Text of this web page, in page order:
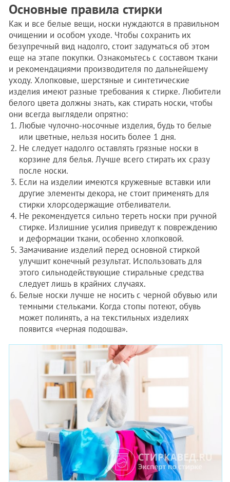
Основные правила стирки
Как и все белые вещи, носки нуждаются в правильном
очищении и особом уходе. Чтобы сохранить их
безупречный вид надолго, стоит задуматься об этом
еще на этапе покупки. Ознакомьтесь с составом ткани
и рекомендациями производителя по дальнейшему
уходу. Хлопковые, шерстяные и синтетические
изделия имеют разные требования к стирке. Любители
белого цвета должны знать, как стирать носки, чтобы
они всегда выглядели опрятно:
Любые чулочно-носочные изделия, будь то белые
или цветные, нельзя носить более 1 дня.
Не следует надолго оставлять грязные носки в
корзине для белья. Лучше всего стирать их сразу
после носки.
Если на изделии имеются кружевные вставки или
другие элементы декора, не стоит применять для
стирки хлорсодержащие отбеливатели.
Не рекомендуется сильно тереть носки при ручной
стирке. Излишние усилия приведут к повреждению
и деформации ткани, особенно хлопковой.
Замачивание изделий перед основной стиркой
улучшит конечный результат. Использовать для
этого сильнодействующие стиральные средства
следует лишь в крайних случаях.
Белые носки лучше не носить с черной обувью или
темными стельками. Когда стопы потеют, обувь
может полинять, а на текстильных изделиях
появится «черная подошва».